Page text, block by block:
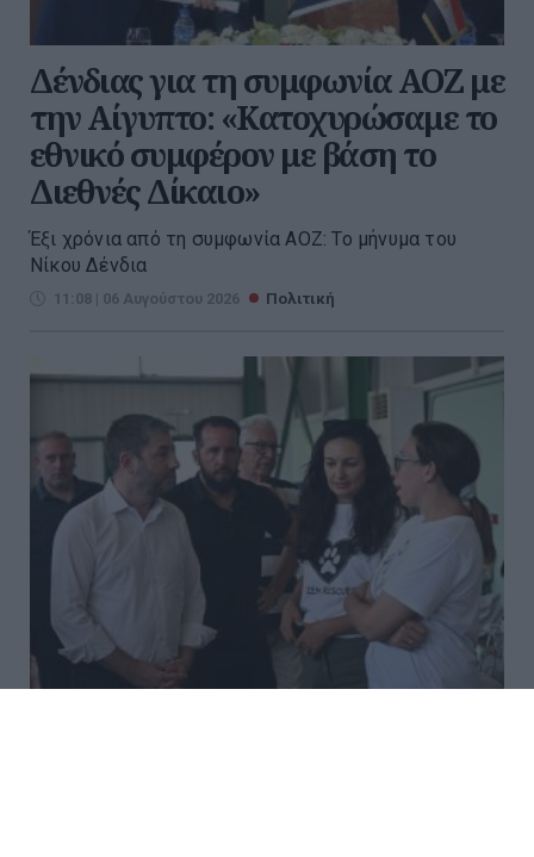
Δένδιας για τη συμφωνία ΑΟΖ με
την Αίγυπτο: «Κατοχυρώσαμε το
εθνικό συμφέρον με βάση το
Διεθνές Δίκαιο»
Έξι χρόνια από τη συμφωνία ΑΟΖ: Το μήνυμα του
Νίκου Δένδια
11:08 | 06 Αυγούστου 2026 Πολιτική